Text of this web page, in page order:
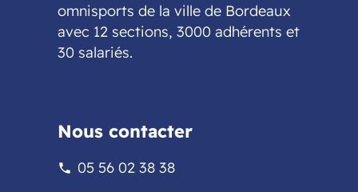
omnisports de la ville de Bordeaux
avec 12 sections, 3000 adhérents et
30 salariés.
Nous contacter
phone 05 56 02 38 38